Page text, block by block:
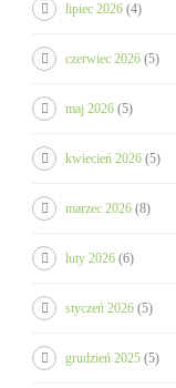
lipiec 2026 (4)
czerwiec 2026 (5)
maj 2026 (5)
kwiecień 2026 (5)
marzec 2026 (8)
luty 2026 (6)
styczeń 2026 (5)
grudzień 2025 (5)